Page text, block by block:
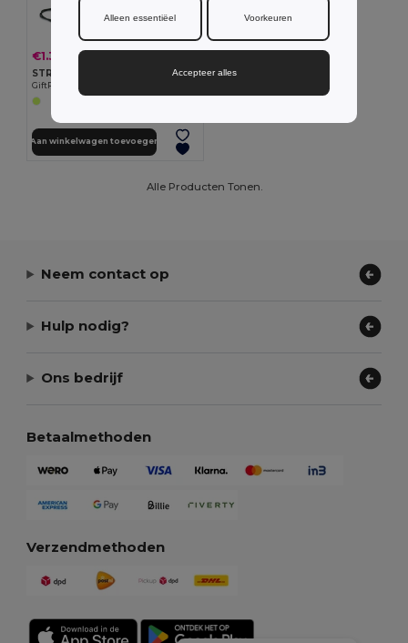
€1.30 €1.86
STRIPE Rugzak met koord
GiftRetail MO8868
Aan winkelwagen toevoegen
Alle Producten Tonen.
Neem contact op
Hulp nodig?
Ons bedrijf
Betaalmethoden
Verzendmethoden
Alleen essentiëel Voorkeuren
Accepteer alles